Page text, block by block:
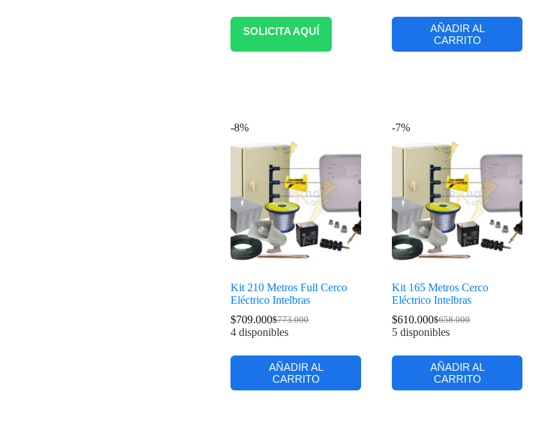
SOLICITA AQUÍ
AÑADIR AL
CARRITO
-8%
Kit 210 Metros Full Cerco
Eléctrico Intelbras
$773.000
$709.000
4 disponibles
AÑADIR AL
CARRITO
-7%
Kit 165 Metros Cerco
Eléctrico Intelbras
$658.000
$610.000
5 disponibles
AÑADIR AL
CARRITO